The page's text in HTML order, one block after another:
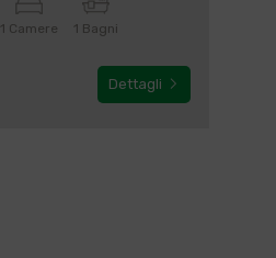
1 Camere 1 Bagni
Dettagli